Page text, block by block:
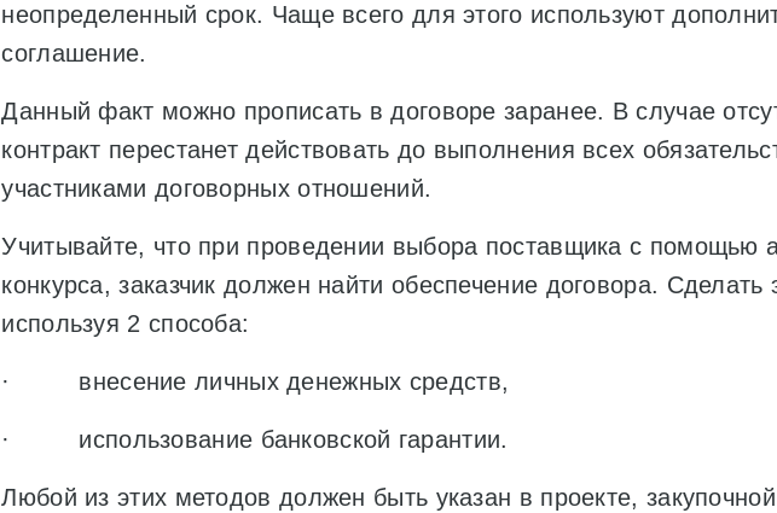
неопределенный срок. Чаще всего для этого используют
соглашение.
Данный факт можно прописать в договоре заранее. В случае
контракт перестанет действовать до выполнения всех
участниками договорных отношений.
Учитывайте, что при проведении выбора поставщика с помощью
конкурса, заказчик должен найти обеспечение договора. Сделать
используя 2 способа:
· внесение личных денежных средств,
· использование банковской гарантии.
Любой из этих методов должен быть указан в проекте,